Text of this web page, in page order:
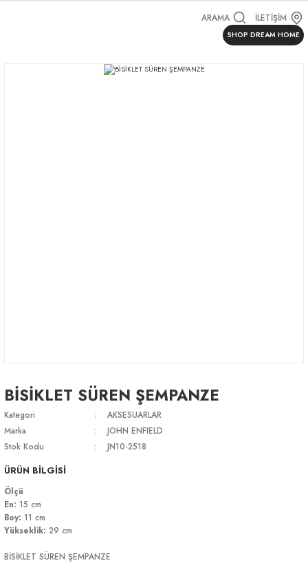
ARAMA İLETİŞİM
SHOP DREAM HOME
BİSİKLET SÜREN ŞEMPANZE
Kategori
AKSESUARLAR
Marka
JOHN ENFIELD
Stok Kodu
JN10-2518
ÜRÜN BİLGİSİ
Ölçü
En: 15 cm
Boy: 11 cm
Yükseklik: 29 cm
BİSİKLET SÜREN ŞEMPANZE